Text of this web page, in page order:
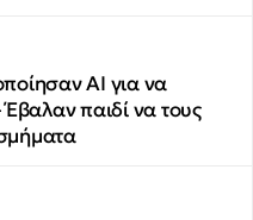
AI για να
παιδί να τους